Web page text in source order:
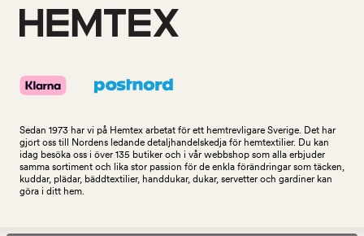
Sedan 1973 har vi på Hemtex arbetat för ett hemtrevligare Sverige. Det har
gjort oss till Nordens ledande detaljhandelskedja för hemtextilier. Du kan
idag besöka oss i över 135 butiker och i vår webbshop som alla erbjuder
samma sortiment och lika stor passion för de enkla förändringar som täcken,
kuddar, plädar, bäddtextilier, handdukar, dukar, servetter och gardiner kan
göra i ditt hem.